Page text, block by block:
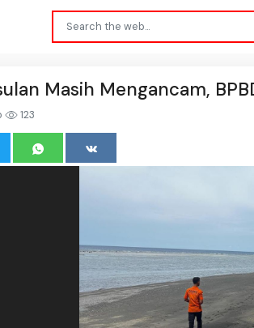
Masih Mengancam,
123